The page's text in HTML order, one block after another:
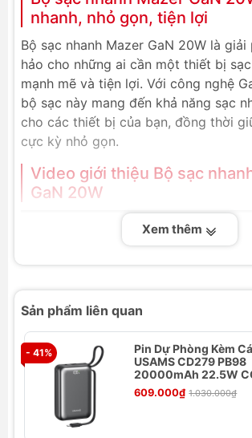
nhanh, nhỏ gọn, tiện lợi
Bộ sạc nhanh Mazer GaN 20W là giải
hảo cho những ai cần một thiết bị
mạnh mẽ và tiện lợi. Với công nghệ
bộ sạc này mang đến khả năng sạc
cho các thiết bị của bạn, đồng thời
cực kỳ nhỏ gọn.
Video giới thiệu Bộ sạc
GaN 20W
Xem thêm
Sản phẩm liên quan
- 41%
Pin Dự Phòng Kèm
USAMS CD279 PB98
20000mAh 22.5W
609.000₫ 1.030.000₫